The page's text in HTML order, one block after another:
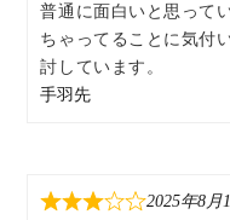
普通に面白いと思って
ちゃってることに気付
討しています。
手羽先
2025年8月